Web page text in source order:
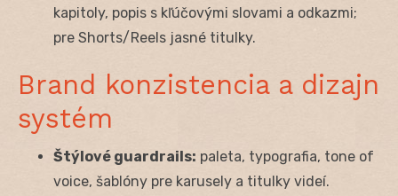
kapitoly, popis s kľúčovými slovami a odkazmi;
pre Shorts/Reels jasné titulky.
Brand konzistencia a dizajn
systém
Štýlové guardrails: paleta, typografia, tone of
voice, šablóny pre karusely a titulky videí.